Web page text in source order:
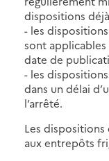
dispositions
- les dispositions
sont applicables
date de
- les dispositions
dans un délai
l’arrêté.
Les dispositions
aux entrepôts